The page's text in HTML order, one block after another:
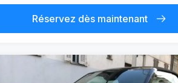
Réservez dès maintenant